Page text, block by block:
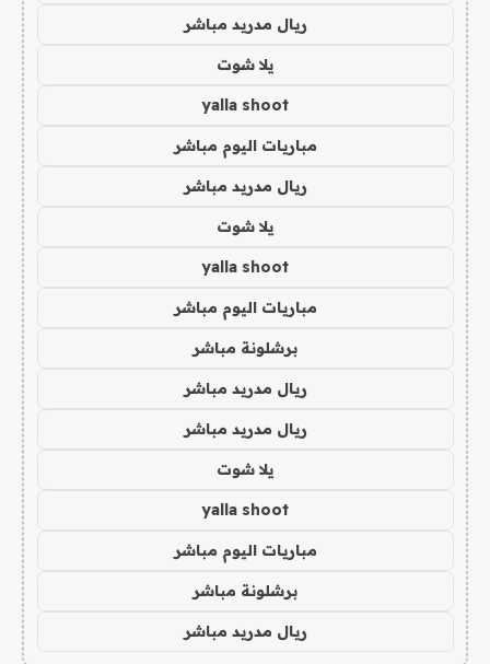
ريال مدريد مباشر
يلا شوت
yalla shoot
مباريات اليوم مباشر
ريال مدريد مباشر
يلا شوت
yalla shoot
مباريات اليوم مباشر
برشلونة مباشر
ريال مدريد مباشر
ريال مدريد مباشر
يلا شوت
yalla shoot
مباريات اليوم مباشر
برشلونة مباشر
ريال مدريد مباشر